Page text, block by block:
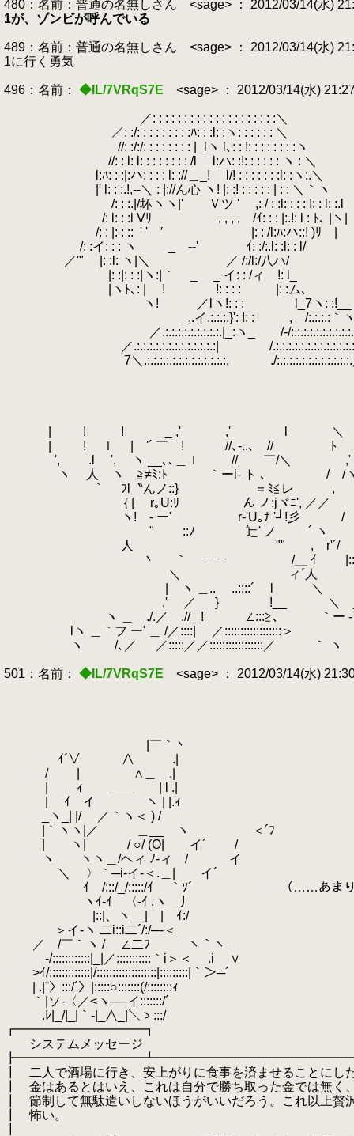
480：名前：普通の名無しさん <sage> ： 2012/03/14(水)
1が、ゾンビが呼んでいる
489：名前：普通の名無しさん <sage> ： 2012/03/14(水)
1に行く勇気
496：名前： ◆IL/7VRqS7E <sage> ： 2012/03/14(水)
／: : : : : : : : : : : : : : : : : : : :＼
／: :/: : : : : : : : :ﾊ: : :l: :ヽ: : : : : : ＼
//: :/:/: : : : : : : : |_lヽ l､: : !: : : : : : : :ヽ
//: : l: l: : : : : : : : /l l:ハ: :!: : : : : : ヽ : ＼
l:ﾊ: : :|:ハ: : : : l: ://＿_! l/! : : : : : : :l: :ヽ:.＼
|' l: : :.!,-‐＼ : |://ん心 ヽ! |: :! : : : : : | : : ＼｀ヽ
/: : :.|/坏ヽヽ|' Ｖツ ' ,: / : :l: : : : !: : l: :.l
/: l: : :l Vﾘ , , , , /ｲ: : : |:.!: l : ﾄ､ |ヽ|
/: : |: : :: ' ' ′ |: : /l:ﾊ:ハ::! )ﾘ |
/: :イ: : : ヽ _ --' ｲ: :/:.l: :l: : l/ じゃ
／'" |: :l: ヽ|＼ ／ /:/l:/八ハ/
|: :|: : :|ヽ:|｀ _ _ イ: : /ィ !: l_ 安くて
|ヽﾄ､: | ! !: : : : |: :ム､
ヽ! ／lヽ!: : : l_7ヽ: :!__
_,.イ.:.:.:.}': !: : , /:.:.:.:｀ヽ
／.:.:.:.:.:.:.:.:.:.|_:ヽ_ /-/
／.:.:.:.:.:.:.:.:.:.:.:.:.:| /
7＼.:.:.:.:.:.:.:.:.:.:.:.:.:, ./:.:.:.:.:.:.:.:.:.:.:.:.
| ! ! ＿_ ,' ,' l
＼
| ! ｌ | '´ ￣ ! //､-..､ // ﾄ
', .l ',
ヽ __､､＿ｌ // ￣/＼ ,'
ヽ
人 ヽ ≧≠ﾐ:ﾄ ｀ーi- ト ､ / /
￣｀ ﾌl〝んノ::} ＝ﾐ≦レ
{ | r｡U:ﾘ ん ノ:jヾﾆ', ／／
ヽ! - ー' r-'U｡ﾅ '┘!彡 /
" ::ﾉ 辷' ノ ´ ヽ /ー -
人 "" , r'´/ r':::::::::::::ヽ 見習
丶 ｀ ー－ /＿ ｲ
＼ ィ´人 l＿ /￣ お腹いっぱ
| ヽ ＿..
..::::´ l
,' ／ } !__ ＼ __
ヽ ＿ ./.／ .//_ ! ∠:::≧､ ｀ー - ≦
lヽ ＿｀フ ー' ＿ /／::::| ／::::::::::::::::::＞
ヽ /､／ ／:::::／／:::::::::::::::::／ ｀ ヽ
501：名前： ◆IL/7VRqS7E <sage> ： 2012/03/14(水)
|￣｀丶
ｲ´∨ ∧ .|
/ | ∧＿ .|
| ｨ ＿＿ | l .|
| ｲ イ ヽ | |.ｨ
_ヽ_| |/ ／｀ヽ＜ ) /
|｀ヽヽ|／ ＿__ゝヽ ＜´ﾌ
| ヽ| / ○/ (O| イ´ /
ヽ ヽヽ＿/ヘィ ﾉ‐ィ / イ
＼ 〉｀─i‐イ‐＜.＿| イ´
ｲ /:::/_/:::::/ｲ ｀ｿ´ （……あまり人の多い場
ヽｲ‐ｲ 〈‐ｲ .ヽ＿丿
|::|、ヽ__| | ｲ:/
＞イ‐ヽ 二i::i二´/:/─‐＜
／ /￣｀ヽ / ∠二ﾌ ヽ｀ヽ
ゝ‐/::::::::::::|_|／:::::::::::｀i＞＜ .i ∨
>ｲ/:::::::::::::|/:::::::::::::::::::|:::::::::|｀＞─´
| .|¨〉:::/´〉|:::::○:::::::(/::::::::ｨ
｀|ソ‐〈／<ヽ──イ:::::::/´
.ﾚ|_/|_|｀‐|_∧_|＼ゝ:::/
┏━━━━━━━━━━┓
システムメッセージ
┃ 二人で酒場に行き、安上がりに食事を済ませることにし
┃ 金はあるとはいえ、これは自分で勝ち取った金では無く
┃ 節制して無駄遣いしないほうがいいだろう。これ以上
┃ 怖い。